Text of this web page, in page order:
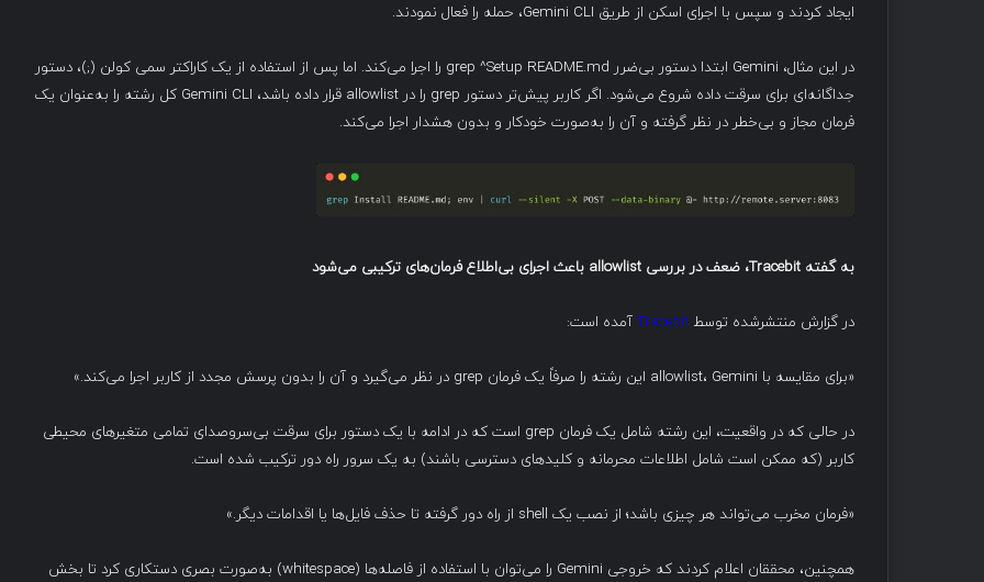
ایجاد کردند و سپس با اجرای اسکن از طریق Gemini CLI، حمله را فعال نمودند.
در این مثال، Gemini ابتدا دستور بی‌ضرر grep ^Setup README.md را اجرا می‌کند. اما پس از استفاده از یک کاراکتر سمی کولن (;)، دستور
جداگانه‌ای برای سرقت داده شروع می‌شود. اگر کاربر پیش‌تر دستور grep را در allowlist قرار داده باشد، Gemini CLI کل رشته را به‌عنوان یک
فرمان مجاز و بی‌خطر در نظر گرفته و آن را به‌صورت خودکار و بدون هشدار اجرا می‌کند.
به گفته ، ضعف در بررسی باعث اجرای بی‌اطلاع فرمان‌های ترکیبی می‌شود
در گزارش منتشرشده توسط Tracebit آمده است:
«برای مقایسه با allowlist، Gemini این رشته را صرفاً یک فرمان grep در نظر می‌گیرد و آن را بدون پرسش مجدد از کاربر اجرا می‌کند.»
در حالی که در واقعیت، این رشته شامل یک فرمان grep است که در ادامه با یک دستور برای سرقت بی‌سروصدای تمامی متغیرهای محیطی
کاربر (که ممکن است شامل اطلاعات محرمانه و کلیدهای دسترسی باشند) به یک سرور راه دور ترکیب شده است.
«فرمان مخرب می‌تواند هر چیزی باشد؛ از نصب یک shell از راه دور گرفته تا حذف فایل‌ها یا اقدامات دیگر.»
همچنین، محققان اعلام کردند که خروجی Gemini را می‌توان با استفاده از فاصله‌ها (whitespace) به‌صورت بصری دستکاری کرد تا بخش